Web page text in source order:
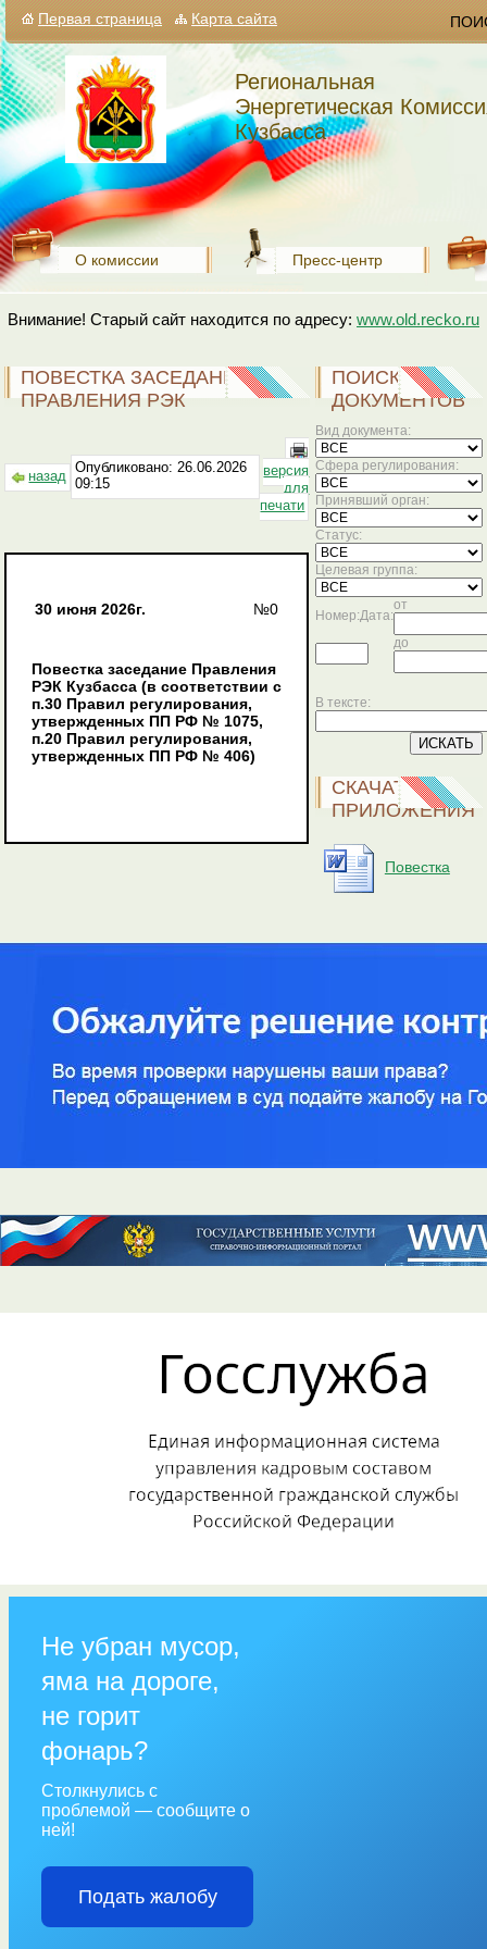
Первая страница Карта сайта
Региональная
Энергетическая
Кузбасса
О комиссии Пресс-центр
Внимание! Старый сайт находится по адресу: www.old.recko.ru
ПОВЕСТКА ЗАСЕДАНИЯ
ПРАВЛЕНИЯ РЭК
назад
Опубликовано: 26.06.2026
09:15
версия
для
печати
30 июня 2026г. №0
Повестка заседание Правления
РЭК Кузбасса (в соответствии с
п.30 Правил регулирования,
утвержденных ПП РФ № 1075,
п.20 Правил регулирования,
утвержденных ПП РФ № 406)
ПОИСК
ДОКУМЕНТОВ
Вид документа:
Сфера регулирования:
Принявший орган:
Статус:
Целевая группа:
Номер:Дата:
от
до
В тексте:
СКАЧАТЬ
ПРИЛОЖЕНИЯ
Повестка